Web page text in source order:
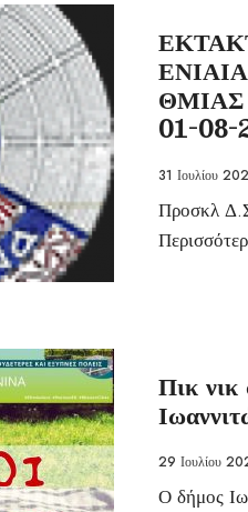
01-
31 Ιουλίου
Προσκλ
Πικ
29 Ιουλίου
Ο δήμος